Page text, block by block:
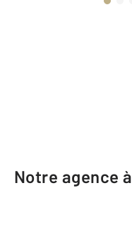
Notre agence